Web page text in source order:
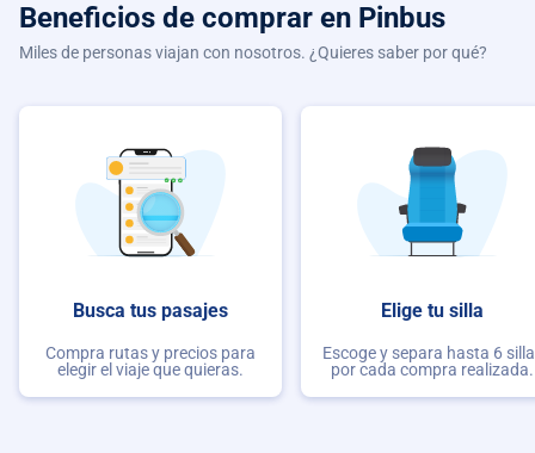
Beneficios de comprar en Pinbus
Miles de personas viajan con nosotros. ¿Quieres saber por qué?
Busca tus pasajes
Compra rutas y precios para
elegir el viaje que quieras.
Elige tu silla
Escoge y separa hasta 6
por cada compra realizada.